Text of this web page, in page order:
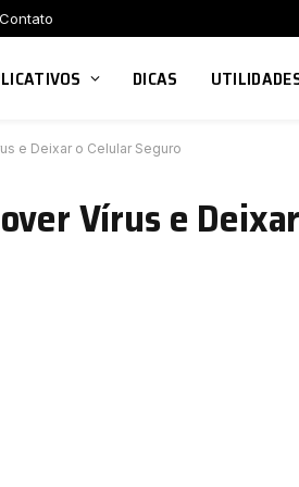
Contato
DICAS
e Deixar o Celular Seguro
Vírus e